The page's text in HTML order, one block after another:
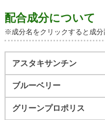
配合成分について
※成分名をクリックすると成分
アスタキサンチン
ブルーベリー
グリーンプロポリス